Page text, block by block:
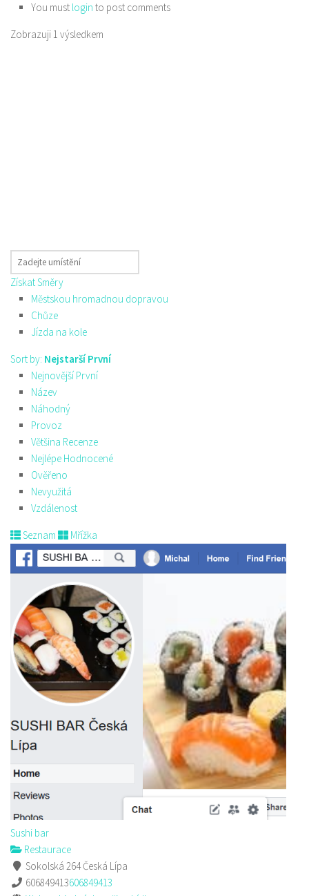
You must login to post comments
Zobrazuji 1 výsledkem
Získat Směry
Městskou hromadnou dopravou
Chůze
Jízda na kole
Sort by: Nejstarší První
Nejnovější První
Název
Náhodný
Provoz
Většina Recenze
Nejlépe Hodnocené
Ověřeno
Nevyužitá
Vzdálenost
Seznam Mřížka
Sushi bar
Restaurace
Sokolská 264 Česká Lípa
606849413606849413